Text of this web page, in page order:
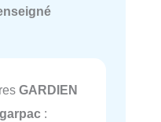
GARDIEN
: